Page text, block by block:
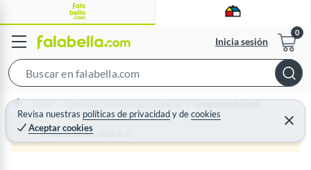
Inicia sesión
e
a
c
Revisa nuestras políticas de privacidadydecookies
Aceptar cookies
C
e
r
Home Muebles y Organización - Muebles Living Sala de Estar
Producto sin stock :(